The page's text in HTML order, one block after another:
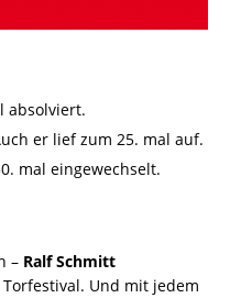
absolviert.
er lief zum 25. mal auf.
mal eingewechselt.
– Ralf Schmitt
Und mit jedem